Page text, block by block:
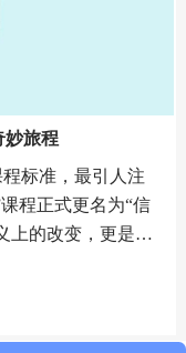
妙旅程
标准，最引人注
程正式更名为“信
上的改变，更是对